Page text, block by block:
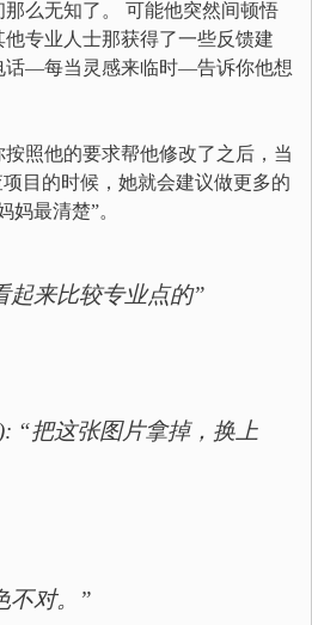
么无知了。 可能他突然间顿悟
专业人士那获得了一些反馈建
话—每当灵感来临时—告诉你他想
照他的要求帮他修改了之后，当
目的时候，她就会建议做更多的
妈最清楚”。
起来比较专业点的”
“把这张图片拿掉，换上
不对。”